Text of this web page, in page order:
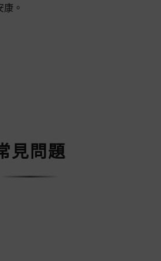
。
見問題